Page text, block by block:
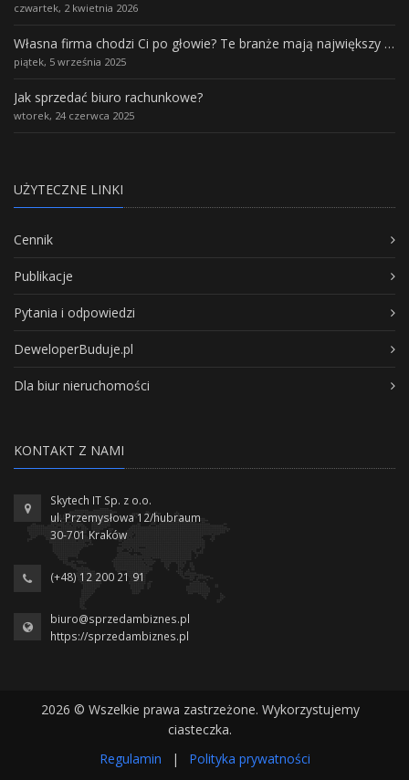
czwartek, 2 kwietnia 2026
Własna firma chodzi Ci po głowie? Te branże mają największy potencjał rozwoju
piątek, 5 września 2025
Jak sprzedać biuro rachunkowe?
wtorek, 24 czerwca 2025
UŻYTECZNE LINKI
Cennik
Publikacje
Pytania i odpowiedzi
DeweloperBuduje.pl
Dla biur nieruchomości
KONTAKT Z NAMI
Skytech IT Sp. z o.o.
ul. Przemysłowa 12/hubraum
30-701 Kraków
(+48) 12 200 21 91
biuro@sprzedambiznes.pl
https://sprzedambiznes.pl
2026 © Wszelkie prawa zastrzeżone. Wykorzystujemy
ciasteczka.
Regulamin
| Polityka prywatności